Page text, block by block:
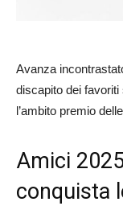
Avanza
discapito dei
l’ambito premio
Amici
conquista